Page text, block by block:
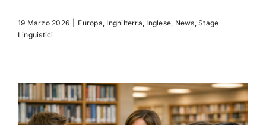
19 Marzo 2026 Europa Inghilterra Inglese News ,Stage
Linguistici